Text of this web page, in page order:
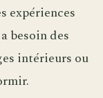
expériences
besoin des
intérieurs ou